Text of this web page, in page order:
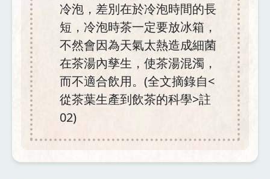
冷泡，差別在於冷泡時間的長
短，冷泡時茶一定要放冰箱，
不然會因為天氣太熱造成細菌
在茶湯內孳生，使茶湯混濁，
而不適合飲用。(全文摘錄自<
從茶葉生產到飲茶的科學>註
02)